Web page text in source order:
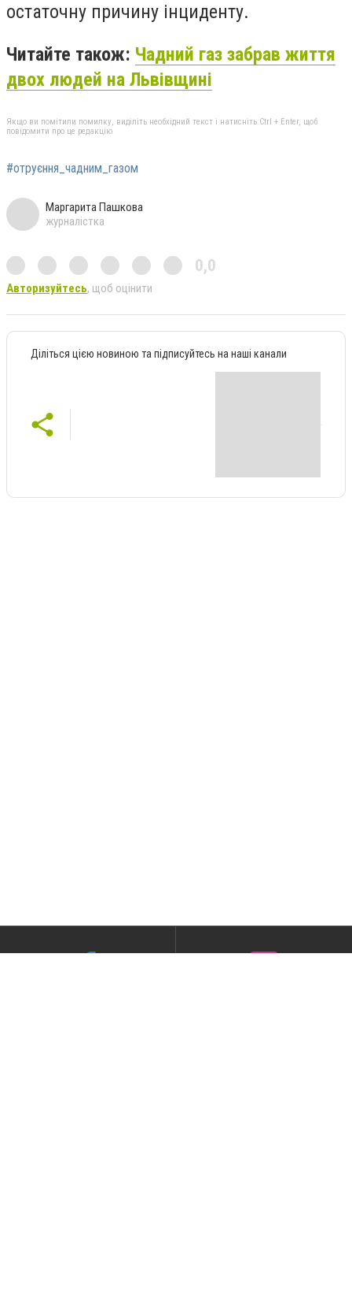
остаточну причину інциденту.
Читайте також: Чадний газ забрав життя
двох людей на Львівщині
Якщо ви помітили помилку, виділіть необхідний текст і натисніть Ctrl + Enter, щоб
повідомити про це редакцію
#отруєння_чадним_газом
Маргарита Пашкова
журналістка
0,0
Авторизуйтесь, щоб оцінити
Діліться цією новиною та підписуйтесь на наші канали